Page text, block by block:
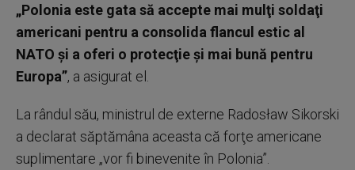
„Polonia este gata să accepte mai mulţi soldaţi
americani pentru a consolida flancul estic al
NATO şi a oferi o protecţie şi mai bună pentru
Europa”, a asigurat el.
La rândul său, ministrul de externe Radosław Sikorski
a declarat săptămâna aceasta că forţe americane
suplimentare „vor fi binevenite în Polonia”.